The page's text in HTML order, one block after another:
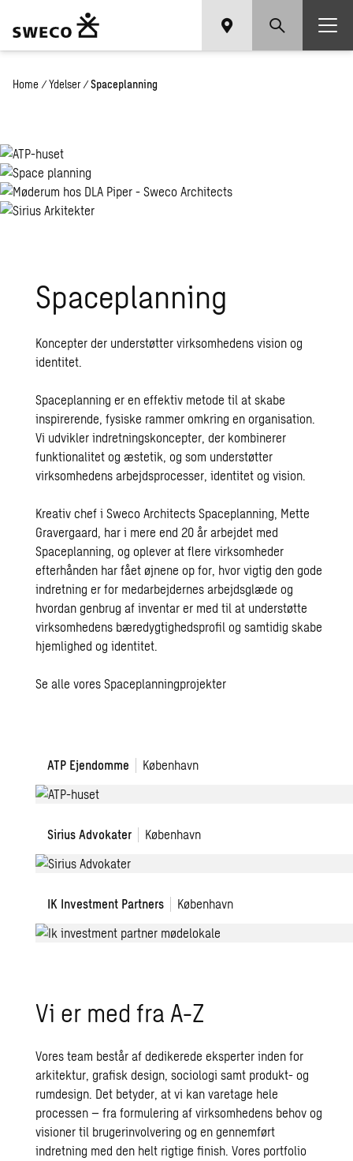
Home / Ydelser / Spaceplanning
Spaceplanning
Koncepter der understøtter virksomhedens vision og
identitet.
Spaceplanning er en effektiv metode til at skabe
inspirerende, fysiske rammer omkring en organisation.
Vi udvikler indretningskoncepter, der kombinerer
funktionalitet og æstetik, og som understøtter
virksomhedens arbejdsprocesser, identitet og vision.
Kreativ chef i Sweco Architects Spaceplanning, Mette
Gravergaard, har i mere end 20 år arbejdet med
Spaceplanning, og oplever at flere virksomheder
efterhånden har fået øjnene op for, hvor vigtig den gode
indretning er for medarbejdernes arbejdsglæde og
hvordan genbrug af inventar er med til at understøtte
virksomhedens bæredygtighedsprofil og samtidig skabe
hjemlighed og identitet.
Se alle vores Spaceplanningprojekter
ATP Ejendomme København
Indretning
ATP
nye
kontor
Sirius Advokater København
Sirius
IK Investment Partners København
Partners
Vi er med fra A-Z
Vores team består af dedikerede eksperter inden for
arkitektur, grafisk design, sociologi samt produkt- og
rumdesign. Det betyder, at vi kan varetage hele
processen – fra formulering af virksomhedens behov og
visioner til brugerinvolvering og en gennemført
indretning med den helt rigtige finish. Vores portfolio